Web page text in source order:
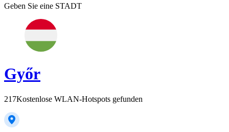
Geben Sie eine STADT
Győr
217Kostenlose WLAN-Hotspots gefunden